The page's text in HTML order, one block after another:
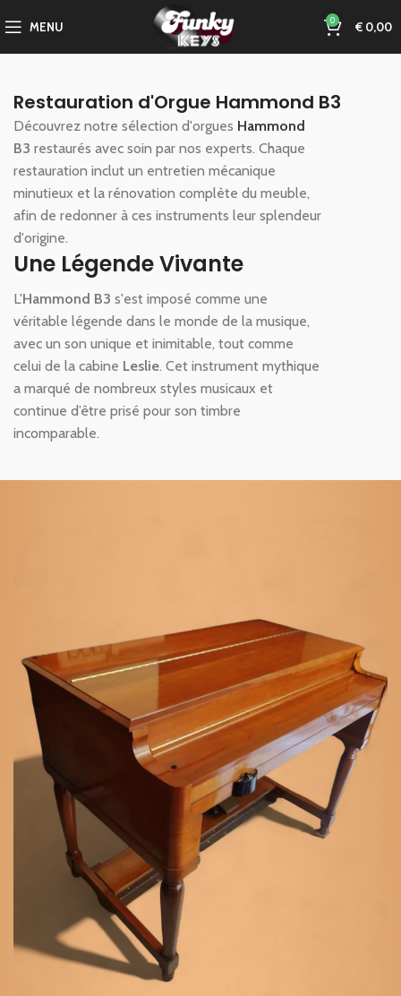
MENU 0 €0,00
Restauration d'Orgue Hammond B3
Découvrez notre sélection d'orgues Hammond
B3 restaurés avec soin par nos experts. Chaque
restauration inclut un entretien mécanique
minutieux et la rénovation complète du meuble,
afin de redonner à ces instruments leur splendeur
d'origine.
Une Légende Vivante
L'Hammond B3 s'est imposé comme une
véritable légende dans le monde de la musique,
avec un son unique et inimitable, tout comme
celui de la cabine Leslie. Cet instrument mythique
a marqué de nombreux styles musicaux et
continue d’être prisé pour son timbre
incomparable.